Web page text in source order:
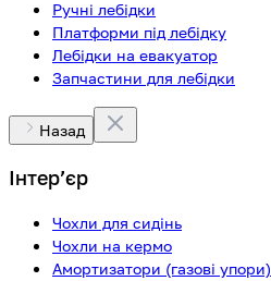
Ручні лебідки
Платформи під лебідку
Лебідки на евакуатор
Запчастини для лебідки
Назад
Інтерʼєр
Чохли для сидінь
Чохли на кермо
Амортизатори (газові упори)